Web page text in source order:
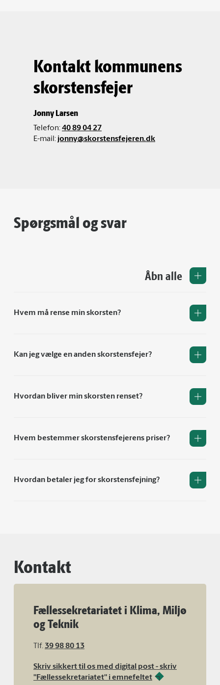
Kontakt kommunens
skorstensfejer
Jonny Larsen
Telefon:40 89 04 27
E-mail: jonny@skorstensfejeren.dk
Spørgsmål og svar
Åbn alle
Hvem må rense min skorsten?
Kan jeg vælge en anden skorstensfejer?
Hvordan bliver min skorsten renset?
Hvem bestemmer skorstensfejerens priser?
Hvordan betaler jeg for skorstensfejning?
Kontakt
Fællessekretariatet i Klima, Miljø
og Teknik
Tlf. 39 98 80 13
Skriv sikkert til os med digital post - skriv
"Fællessekretariatet" i emnefeltet